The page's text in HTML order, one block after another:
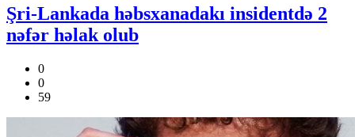
Şri-Lankada həbsxanadakı insidentdə 2
nəfər həlak olub
0
0
59